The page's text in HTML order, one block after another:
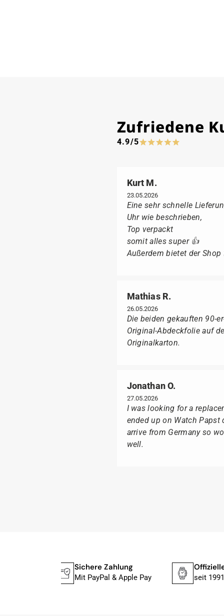
Zufriedene
4.9/5
Kurt M.
23.05.2026
Eine sehr schnelle
Uhr wie beschrieben,
Top verpackt
somit alles super 👍
Außerdem bietet der
Mathias R.
26.05.2026
Die beiden gekauften 90-
Original-Abdeckfolie auf
Originalkarton.
Jonathan O.
27.05.2026
I was looking for a
ended up on Watch
arrive from Germany so
well.
Tissot liebt, für seine
Sichere Zahlung
Mit PayPal & Apple Pay seit 1991